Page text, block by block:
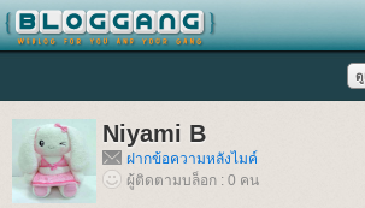
Niyami B
ฝากข้อความหลังไมค์
ผู้ติดตามบล็อก : 0 คน